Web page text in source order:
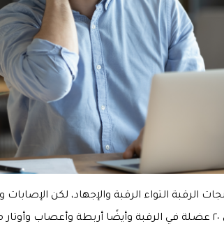
الرقبة التواء الرقبة والإجهاد، لكن الإصابات
تسببها أيضًا، وتوجد هناك أكثر من ٢٠ عضلة في الرقبة وأيضًا